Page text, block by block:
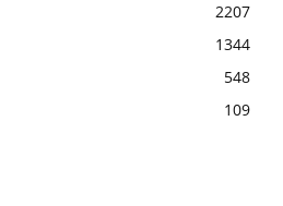
2207
1344
548
109